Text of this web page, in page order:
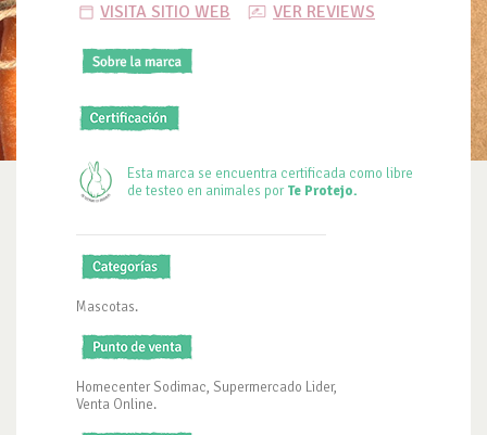
VISITA SITIO WEB VER REVIEWS
Esta marca se encuentra certificada como libre
de testeo en animales porTe Protejo.
Mascotas.
Homecenter Sodimac, Supermercado Lider,
Venta Online.